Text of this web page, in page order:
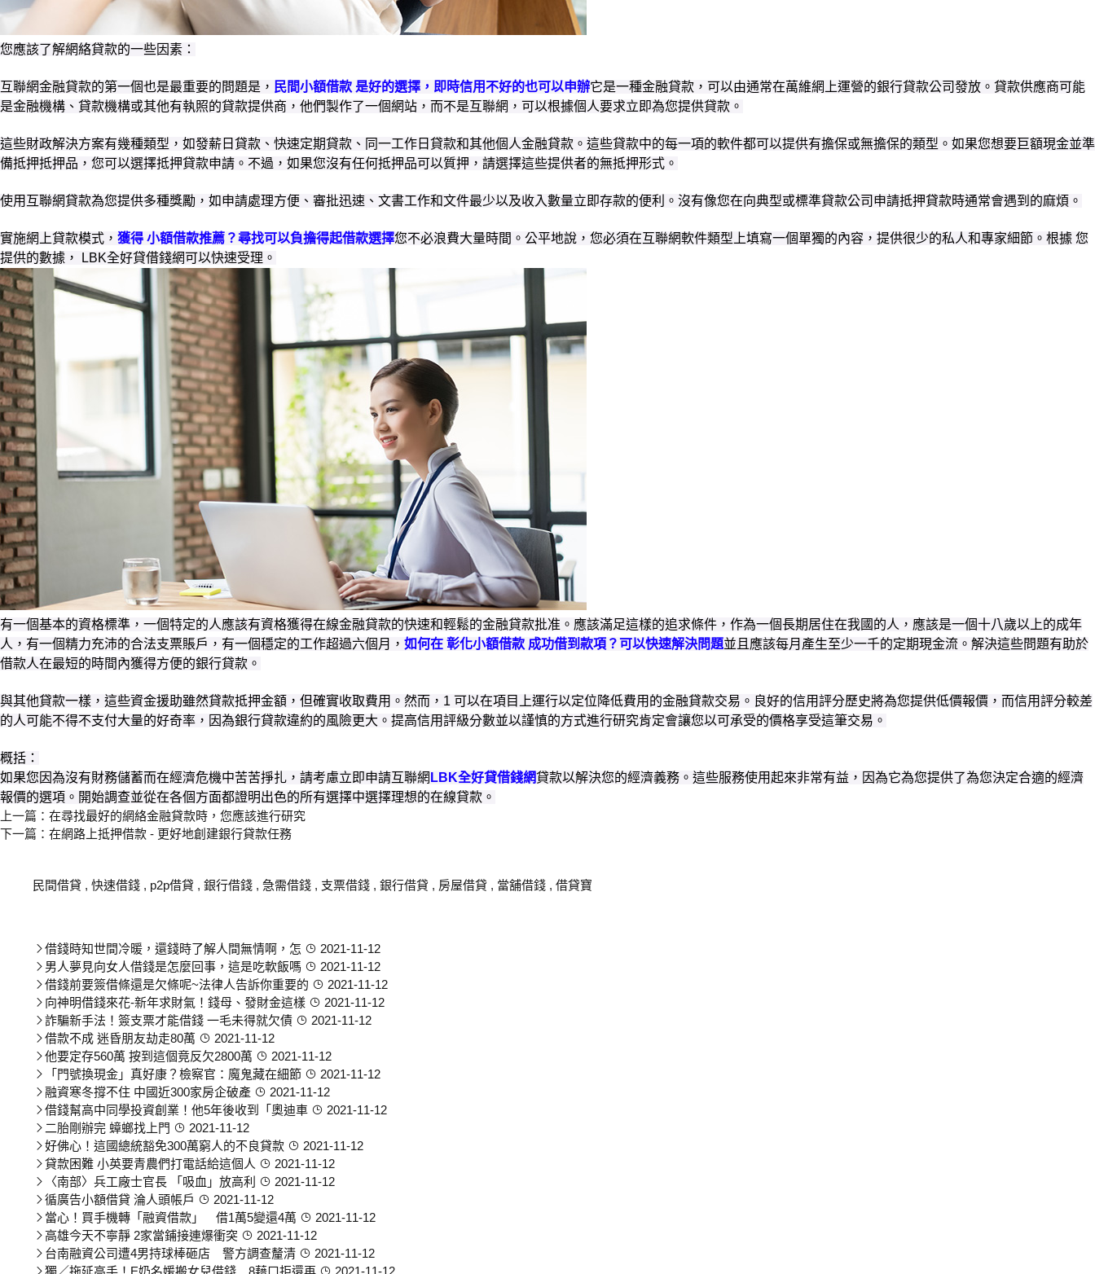
您應該了解網絡貸款的一些因素：
互聯網金融貸款的第一個也是最重要的問題是， 民間小額借款 是好的選擇，即時信用不好的也可以申辦它是一種金融貸款，可以由通常在萬維網上運營的銀行貸款公司發放。貸款供應商可能
是金融機構、貸款機構或其他有執照的貸款提供商，他們製作了一個網站，而不是互聯網，可以根據個人要求立即為您提供貸款。
這些財政解決方案有幾種類型，如發薪日貸款、快速定期貸款、同一工作日貸款和其他個人金融貸款。這些貸款中的每一項的軟件都可以提供有擔保或無擔保的類型。如果您想要巨額現金並準
備抵押抵押品，您可以選擇抵押貸款申請。不過，如果您沒有任何抵押品可以質押，請選擇這些提供者的無抵押形式。
使用互聯網貸款為您提供多種獎勵，如申請處理方便、審批迅速、文書工作和文件最少以及收入數量立即存款的便利。沒有像您在向典型或標準貸款公司申請抵押貸款時通常會遇到的麻煩。
實施網上貸款模式， 獲得 小額借款推薦？尋找可以負擔得起借款選擇您不必浪費大量時間。公平地說，您必須在互聯網軟件類型上填寫一個單獨的內容，提供很少的私人和專家細節。根據 您
提供的數據， LBK全好貸借錢網可以快速受理。
有一個基本的資格標準，一個特定的人應該有資格獲得在線金融貸款的快速和輕鬆的金融貸款批准。應該滿足這樣的追求條件，作為一個長期居住在我國的人，應該是一個十八歲以上的成年
人，有一個精力充沛的合法支票賬戶，有一個穩定的工作超過六個月， 如何在 彰化小額借款 成功借到款項？可以快速解決問題並且應該每月產生至少一千的定期現金流。解決這些問題有助於
借款人在最短的時間內獲得方便的銀行貸款。
與其他貸款一樣，這些資金援助雖然貸款抵押金額，但確實收取費用。然而，1 可以在項目上運行以定位降低費用的金融貸款交易。良好的信用評分歷史將為您提供低價報價，而信用評分較差
的人可能不得不支付大量的好奇率，因為銀行貸款違約的風險更大。提高信用評級分數並以謹慎的方式進行研究肯定會讓您以可承受的價格享受這筆交易。
概括：
如果您因為沒有財務儲蓄而在經濟危機中苦苦掙扎，請考慮立即申請互聯網 LBK全好貸借錢網貸款以解決您的經濟義務。這些服務使用起來非常有益，因為它為您提供了為您決定合適的經濟
報價的選項。開始調查並從在各個方面都證明出色的所有選擇中選擇理想的在線貸款。
上一篇： 在尋找最好的網絡金融貸款時，您應該進行研究
下一篇： 在網路上抵押借款 - 更好地創建銀行貸款任務
民間借貸 , 快速借錢 , p2p借貸 , 銀行借錢 , 急需借錢 , 支票借錢 , 銀行借貸 , 房屋借貸 , 當舖借錢 , 借貸寶
借錢時知世間冷暖，還錢時了解人間無情啊，怎
2021-11-12
男人夢見向女人借錢是怎麼回事，這是吃軟飯嗎
2021-11-12
借錢前要簽借條還是欠條呢~法律人告訴你重要的
2021-11-12
向神明借錢來花-新年求財氣！錢母、發財金這樣
2021-11-12
詐騙新手法！簽支票才能借錢 一毛未得就欠債
2021-11-12
借款不成 迷昏朋友劫走80萬
2021-11-12
他要定存560萬 按到這個竟反欠2800萬
2021-11-12
「門號換現金」真好康？檢察官：魔鬼藏在細節
2021-11-12
融資寒冬撐不住 中國近300家房企破產
2021-11-12
借錢幫高中同學投資創業！他5年後收到「奧迪車
2021-11-12
二胎剛辦完 蟑螂找上門
2021-11-12
好佛心！這國總統豁免300萬窮人的不良貸款
2021-11-12
貸款困難 小英要青農們打電話給這個人
2021-11-12
〈南部〉兵工廠士官長 「吸血」放高利
2021-11-12
循廣告小額借貸 淪人頭帳戶
2021-11-12
當心！買手機轉「融資借款」 借1萬5變還4萬
2021-11-12
高雄今天不寧靜 2家當鋪接連爆衝突
2021-11-12
台南融資公司遭4男持球棒砸店 警方調查釐清
2021-11-12
獨／拖延高手！E奶名媛搬女兒借錢 8藉口拒還再
2021-11-12